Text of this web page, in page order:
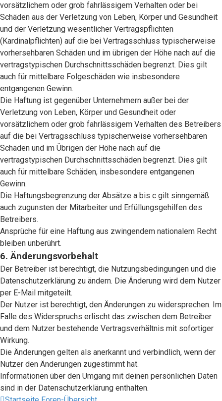
vorsätzlichem oder grob fahrlässigem Verhalten oder bei
Schäden aus der Verletzung von Leben, Körper und Gesundheit
und der Verletzung wesentlicher Vertragspflichten
(Kardinalpflichten) auf die bei Vertragsschluss typischerweise
vorhersehbaren Schäden und im übrigen der Höhe nach auf die
vertragstypischen Durchschnittsschäden begrenzt. Dies gilt
auch für mittelbare Folgeschäden wie insbesondere
entgangenen Gewinn.
Die Haftung ist gegenüber Unternehmern außer bei der
Verletzung von Leben, Körper und Gesundheit oder
vorsätzlichem oder grob fahrlässigem Verhalten des Betreibers
auf die bei Vertragsschluss typischerweise vorhersehbaren
Schäden und im Übrigen der Höhe nach auf die
vertragstypischen Durchschnittsschäden begrenzt. Dies gilt
auch für mittelbare Schäden, insbesondere entgangenen
Gewinn.
Die Haftungsbegrenzung der Absätze a bis c gilt sinngemäß
auch zugunsten der Mitarbeiter und Erfüllungsgehilfen des
Betreibers.
Ansprüche für eine Haftung aus zwingendem nationalem Recht
bleiben unberührt.
6. Änderungsvorbehalt
Der Betreiber ist berechtigt, die Nutzungsbedingungen und die
Datenschutzerklärung zu ändern. Die Änderung wird dem Nutzer
per E-Mail mitgeteilt.
Der Nutzer ist berechtigt, den Änderungen zu widersprechen. Im
Falle des Widerspruchs erlischt das zwischen dem Betreiber
und dem Nutzer bestehende Vertragsverhältnis mit sofortiger
Wirkung.
Die Änderungen gelten als anerkannt und verbindlich, wenn der
Nutzer den Änderungen zugestimmt hat.
Informationen über den Umgang mit deinen persönlichen Daten
sind in der Datenschutzerklärung enthalten.